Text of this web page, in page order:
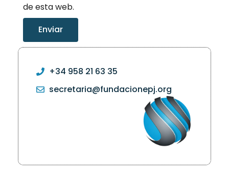
de esta web.
Enviar
Alternative:
+34 958 21 63 35
secretaria@fundacionepj.org